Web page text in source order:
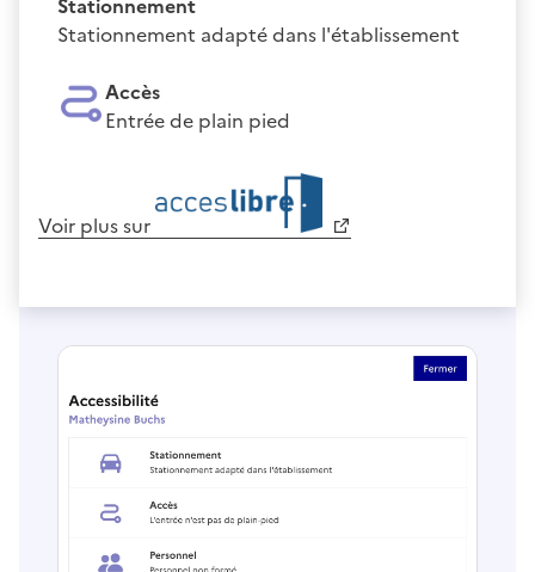
Stationnement adapté dans l'établissement
Accès
Entrée de plain pied
Voir plus sur